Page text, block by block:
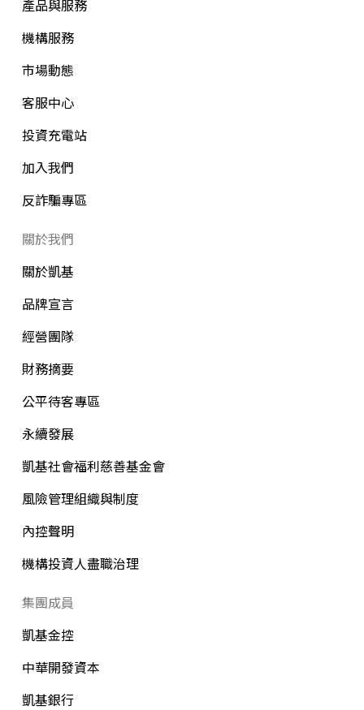
產品與服務
機構服務
市場動態
客服中心
投資充電站
加入我們
反詐騙專區
關於我們
關於凱基
品牌宣言
經營團隊
財務摘要
公平待客專區
永續發展
凱基社會福利慈善基金會
風險管理組織與制度
內控聲明
機構投資人盡職治理
集團成員
凱基金控
中華開發資本
凱基銀行